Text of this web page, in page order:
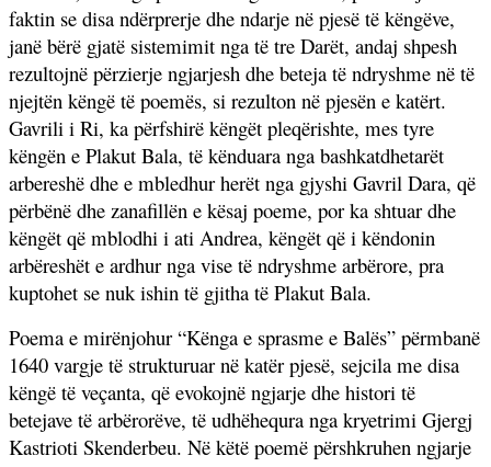
faktin se disa ndërprerje dhe ndarje në pjesë të këngëve,
janë bërë gjatë sistemimit nga të tre Darët, andaj shpesh
rezultojnë përzierje ngjarjesh dhe beteja të ndryshme në të
njejtën këngë të poemës, si rezulton në pjesën e katërt.
Gavrili i Ri, ka përfshirë këngët pleqërishte, mes tyre
këngën e Plakut Bala, të kënduara nga bashkatdhetarët
arbereshë dhe e mbledhur herët nga gjyshi Gavril Dara, që
përbënë dhe zanafillën e kësaj poeme, por ka shtuar dhe
këngët që mblodhi i ati Andrea, këngët që i këndonin
arbëreshët e ardhur nga vise të ndryshme arbërore, pra
kuptohet se nuk ishin të gjitha të Plakut Bala.
Poema e mirënjohur “Kënga e sprasme e Balës” përmbanë
1640 vargje të strukturuar në katër pjesë, sejcila me disa
këngë të veçanta, që evokojnë ngjarje dhe histori të
betejave të arbërorëve, të udhëhequra nga kryetrimi Gjergj
Kastrioti Skenderbeu. Në këtë poemë përshkruhen ngjarje